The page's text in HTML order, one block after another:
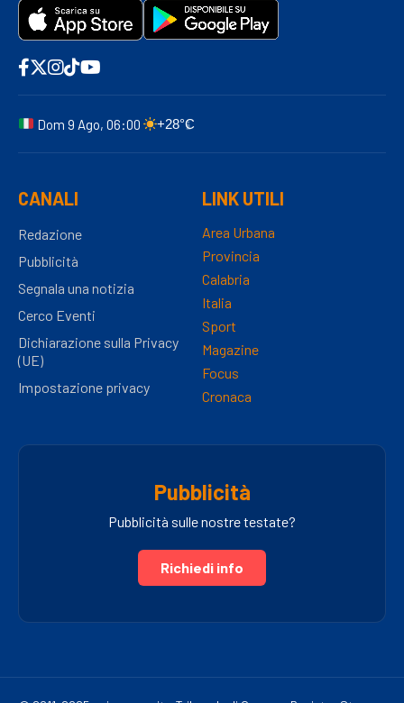
Dom 9 Ago, 06:00 +28°C
CANALI
Redazione
Pubblicità
Segnala una notizia
Cerco Eventi
Dichiarazione sulla Privacy
(UE)
Impostazione privacy
LINK UTILI
Area Urbana
Provincia
Calabria
Italia
Sport
Magazine
Focus
Cronaca
Pubblicità
Pubblicità sulle nostre testate?
Richiedi info